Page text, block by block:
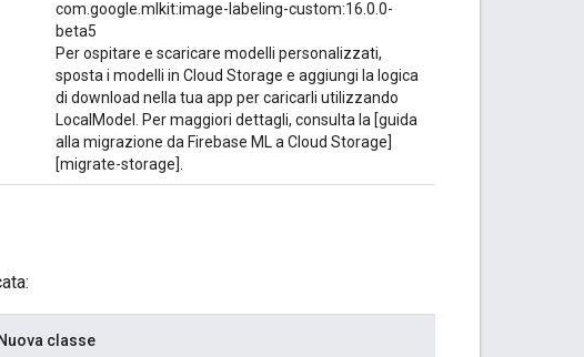
com.google.mlkit:image-labeling-custom:16.0.0-
beta5
Per ospitare e scaricare modelli personalizzati,
sposta i modelli in Cloud Storage e aggiungi la logica
di download nella tua app per caricarli utilizzando
LocalModel. Per maggiori dettagli, consulta la [guida
alla migrazione da Firebase ML a Cloud Storage]
[migrate-storage].
Nuova classe